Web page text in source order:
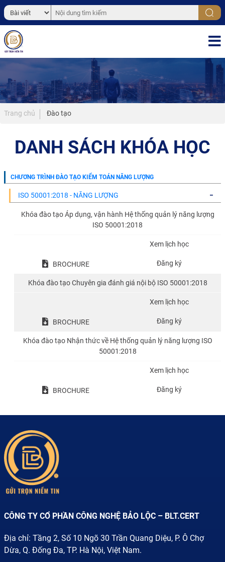
Trang chủ Đào tạo
DANH SÁCH KHÓA HỌC
CHƯƠNG TRÌNH ĐÀO TẠO KIỂM TOÁN NĂNG LƯỢNG
ISO 50001:2018 - NĂNG LƯỢNG
Khóa đào tạo Áp dụng, vận hành Hệ thống quản lý năng lượng
ISO 50001:2018
Xem lịch học
BROCHURE Đăng ký
Khóa đào tạo Chuyên gia đánh giá nội bộ ISO 50001:2018
Xem lịch học
BROCHURE Đăng ký
Khóa đào tạo Nhận thức về Hệ thống quản lý năng lượng ISO
50001:2018
Xem lịch học
BROCHURE Đăng ký
CÔNG TY CỔ PHẦN CÔNG NGHỆ BẢO LỘC – BLT.CERT
Địa chỉ: Tầng 2, Số 10 Ngõ 30 Trần Quang Diệu, P. Ô Chợ
Dừa, Q. Đống Đa, TP. Hà Nội, Việt Nam.